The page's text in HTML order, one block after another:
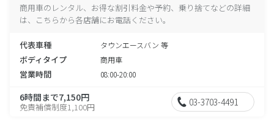
商用車のレンタル、お得な割引料金や予約、乗り捨てなどの詳細
は、こちらから各店舗にお電話ください。
代表車種 タウンエースバン 等
ボディタイプ 商用車
営業時間 08:00-20:00
6時間まで7,150円
免責補償制度1,100円 03-3703-4491